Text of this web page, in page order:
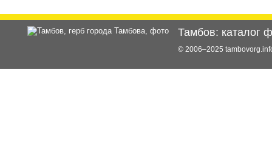
Тамбов: каталог
© 2006–2025